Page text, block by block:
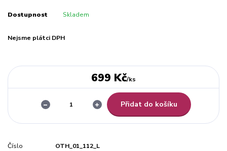
Dostupnost Skladem
Nejsme plátci DPH
699 Kč/ks
Přidat do košíku
Číslo
OTH_01_112_L